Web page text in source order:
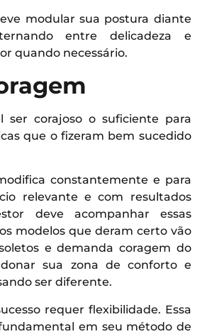
modular sua postura diante
entre delicadeza e
quando necessário.
ser corajoso o suficiente para
que o fizeram bem sucedido
constantemente e para
relevante e com resultados
deve acompanhar essas
modelos que deram certo vão
e demanda coragem do
sua zona de conforto e
ser diferente.
requer flexibilidade. Essa
em seu método de